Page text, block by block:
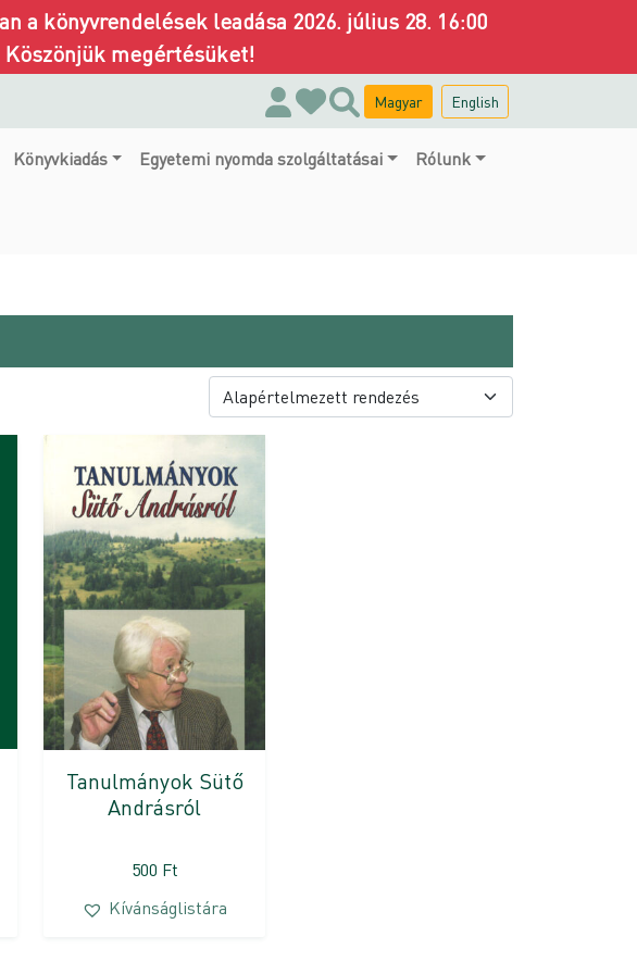
a könyvrendelések leadása 2026. július 28. 16:00
Köszönjük megértésüket!
Magyar English
Könyvkiadás Egyetemi nyomda szolgáltatásai Rólunk
Tanulmányok Sütő
Andrásról
500 Ft
Kívánságlistára